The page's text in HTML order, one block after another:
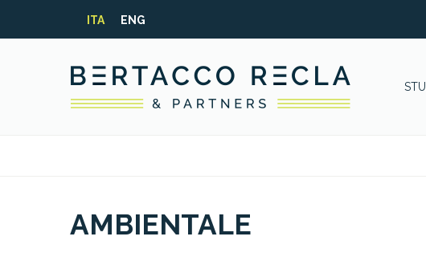
ITA ENG
AMBIENTALE